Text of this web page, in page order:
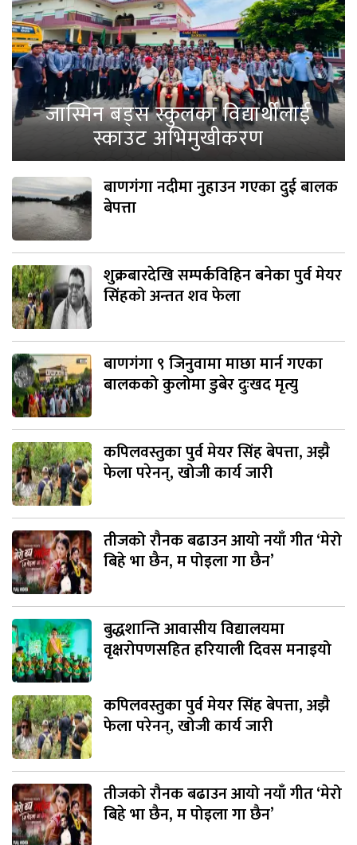
जास्मिन बड्स स्कुलका विद्यार्थीलाई
स्काउट अभिमुखीकरण
बाणगंगा नदीमा नुहाउन गएका दुई बालक
बेपत्ता
शुक्रबारदेखि सम्पर्कविहिन बनेका पुर्व मेयर
सिंहको अन्तत शव फेला
बाणगंगा ९ जिनुवामा माछा मार्न गएका
बालकको कुलोमा डुबेर दुःखद मृत्यु
कपिलवस्तुका पुर्व मेयर सिंह बेपत्ता, अझै
फेला परेनन्, खोजी कार्य जारी
तीजको रौनक बढाउन आयो नयाँ गीत ‘मेरो
बिहे भा छैन, म पोइला गा छैन’
बुद्धशान्ति आवासीय विद्यालयमा
वृक्षरोपणसहित हरियाली दिवस मनाइयो
कपिलवस्तुका पुर्व मेयर सिंह बेपत्ता, अझै
फेला परेनन्, खोजी कार्य जारी
तीजको रौनक बढाउन आयो नयाँ गीत ‘मेरो
बिहे भा छैन, म पोइला गा छैन’